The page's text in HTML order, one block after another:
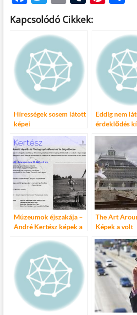
ac
e
b
o
o
k
w
itt
er
m
ail
u
m
es m
e
g
Kapcsolódó Cikkek:
Hírességek sosem látott
képei
Eddig nem
érdeklődés
Múzeumok éjszakája –
André Kertész képek a
The Art
Képek a volt
fotókiállítás